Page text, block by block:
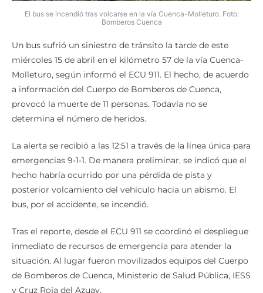
El bus se incendió tras volcarse en la vía Cuenca-Molleturo. Foto:
Bomberos Cuenca
Un bus sufrió un siniestro de tránsito la tarde de este
miércoles 15 de abril en el kilómetro 57 de la vía Cuenca-
Molleturo, según informó el ECU 911. El hecho, de acuerdo
a información del Cuerpo de Bomberos de Cuenca,
provocó la muerte de 11 personas. Todavía no se
determina el número de heridos.
La alerta se recibió a las 12:51 a través de la línea única para
emergencias 9-1-1. De manera preliminar, se indicó que el
hecho habría ocurrido por una pérdida de pista y
posterior volcamiento del vehículo hacia un abismo. El
bus, por el accidente, se incendió.
Tras el reporte, desde el ECU 911 se coordinó el despliegue
inmediato de recursos de emergencia para atender la
situación. Al lugar fueron movilizados equipos del Cuerpo
de Bomberos de Cuenca, Ministerio de Salud Pública, IESS
y Cruz Roja del Azuay.